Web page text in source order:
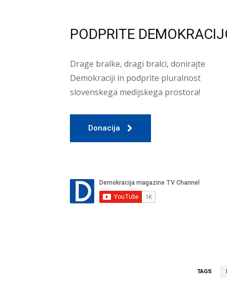
PODPRITE
Drage bralke, dragi bralci, donirajte
Demokraciji in podprite pluralnost
slovenskega medijskega prostora!
Donacija
TAGS